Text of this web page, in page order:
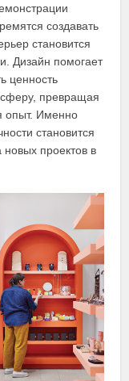
создавать
становится
Дизайн помогает
ценность
превращая
опыт. Именно
становится
проектов в